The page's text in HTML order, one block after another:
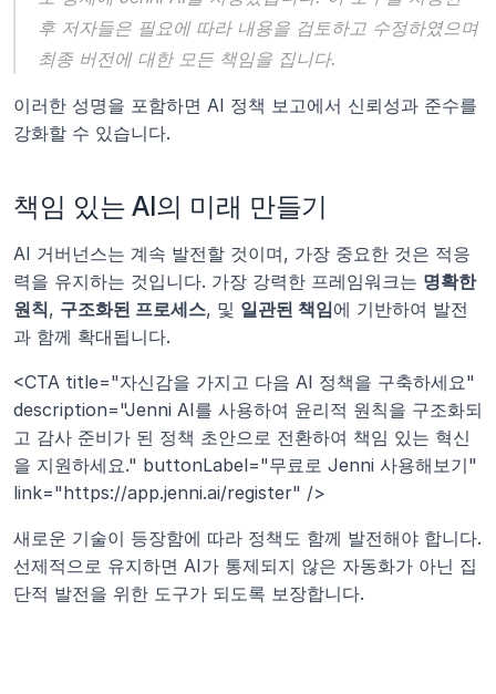
후 저자들은 필요에 따라 내용을 검토하고 수정하였으며
최종 버전에 대한 모든 책임을 집니다.
이러한 성명을 포함하면 AI 정책 보고에서 신뢰성과 준수를
강화할 수 있습니다.
책임 있는 AI의 미래 만들기
AI 거버넌스는 계속 발전할 것이며, 가장 중요한 것은 적응
력을 유지하는 것입니다. 가장 강력한 프레임워크는 명확한
원칙, 구조화된 프로세스, 및 일관된 책임에 기반하여 발전
과 함께 확대됩니다.
<CTA title="자신감을 가지고 다음 AI 정책을 구축하세요"
description="Jenni AI를 사용하여 윤리적 원칙을 구조화되
고 감사 준비가 된 정책 초안으로 전환하여 책임 있는 혁신
을 지원하세요." buttonLabel="무료로 Jenni 사용해보기"
link="https://app.jenni.ai/register" />
새로운 기술이 등장함에 따라 정책도 함께 발전해야 합니다.
선제적으로 유지하면 AI가 통제되지 않은 자동화가 아닌 집
단적 발전을 위한 도구가 되도록 보장합니다.